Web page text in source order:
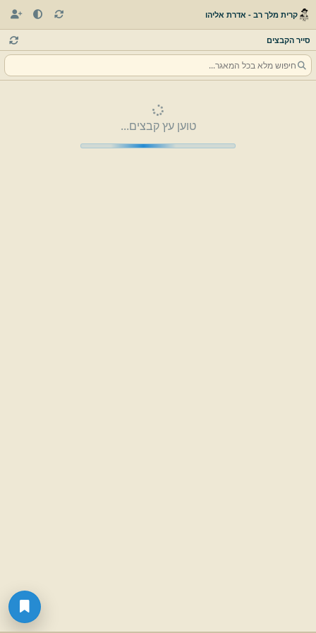
קרית מלך רב - אדרת אליהו
סייר הקבצים
טוען עץ קבצים...